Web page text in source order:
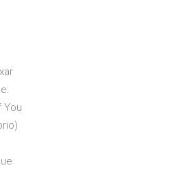
You